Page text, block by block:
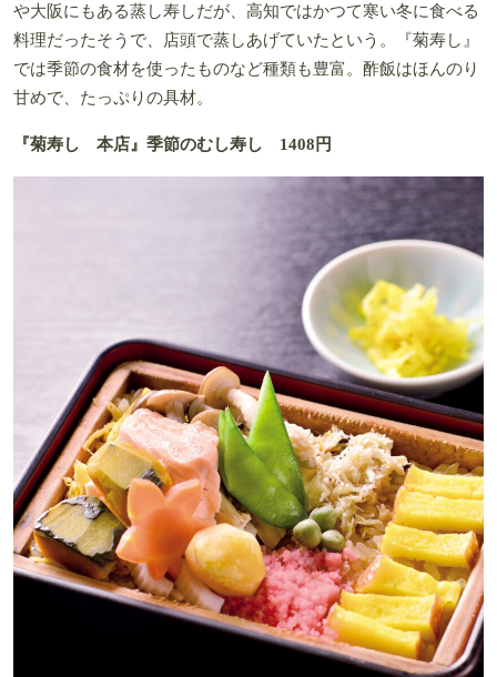
や大阪にもある蒸し寿しだが、高知ではかつて寒い冬に食べる
料理だったそうで、店頭で蒸しあげていたという。『菊寿し』
では季節の食材を使ったものなど種類も豊富。酢飯はほんのり
甘めで、たっぷりの具材。
『菊寿し 本店』季節のむし寿し 1408円